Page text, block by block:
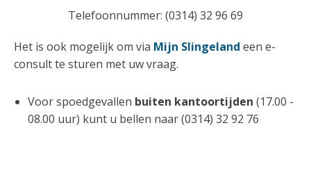
Telefoonnummer: (0314) 32 96 69
Het is ook mogelijk om via Mijn Slingeland een e-
consult te sturen met uw vraag.
Voor spoedgevallen buiten kantoortijden (17.00 -
08.00 uur) kunt u bellen naar (0314) 32 92 76